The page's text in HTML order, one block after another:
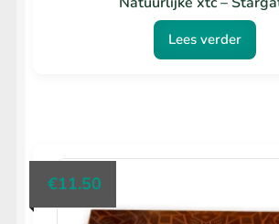
Lees verder
€11.50